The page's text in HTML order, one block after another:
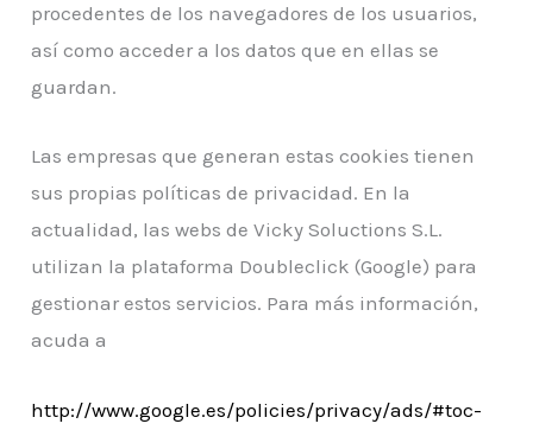
procedentes de los navegadores de los usuarios,
así como acceder a los datos que en ellas se
guardan.
Las empresas que generan estas cookies tienen
sus propias políticas de privacidad. En la
actualidad, las webs de Vicky Soluctions S.L.
utilizan la plataforma Doubleclick (Google) para
gestionar estos servicios. Para más información,
acuda a
http://www.google.es/policies/privacy/ads/#toc-